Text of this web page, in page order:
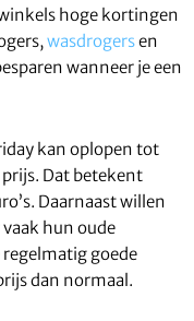
hoge kortingen
wasdrogersen
wanneer je een
kan oplopen tot
Dat betekent
Daarnaast willen
hun oude
goede
dan normaal.